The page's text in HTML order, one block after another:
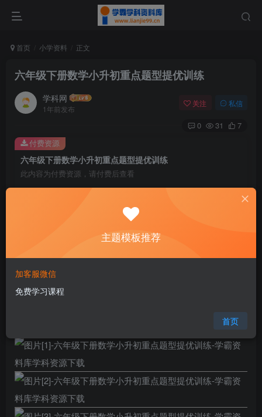
首页 小学资料 正文
六年级下册数学小升初重点题型提优训练
学科网
1年前发布
关注 私信
0 31 7
六年级下册数学小升初重点题型提优训练
此内容为付费资源，请付费后查看
9.9
暂时无法购买，请与站长联系
格式
页数
付费资源
主题模板推荐
加客服微信
免费学习课程
首页